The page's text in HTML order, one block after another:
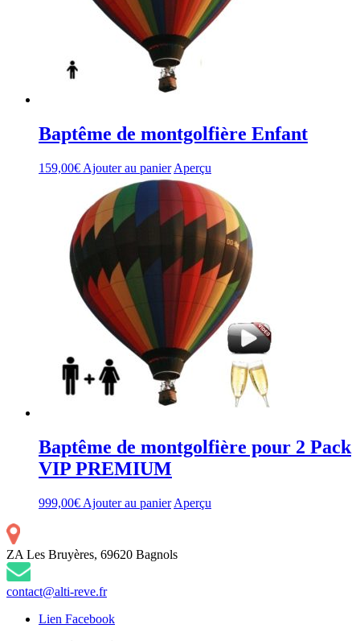
Baptême de montgolfière Enfant
159,00€ Ajouter au panier Aperçu
Baptême de montgolfière pour 2 Pack
VIP PREMIUM
999,00€ Ajouter au panier Aperçu
ZA Les Bruyères, 69620 Bagnols
contact@alti-reve.fr
Lien Facebook